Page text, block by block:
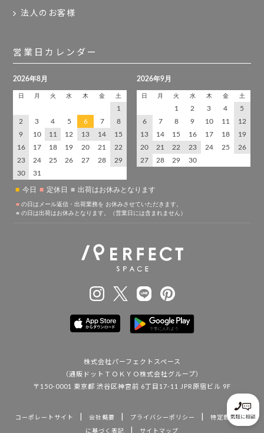
法人のお客様
営業日カレンダー
株式会社パーフェクトスペース
（通販ドットＴＯＫＹＯ株式会社グループ）
〒150-0001 東京都 渋谷区神宮前 6丁目17-11 JPR原宿ビル 9F
コーポレートサイト | 会社概要 | プライバシーポリシー |
特定商取引法
に基づく表記
| サイトマップ